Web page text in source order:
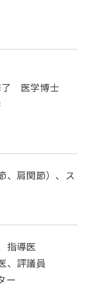
了 医学博士
、肩関節）、ス
指導医
、評議員
ー